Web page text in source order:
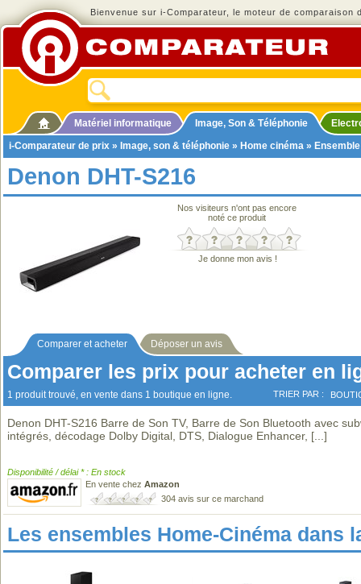
Bienvenue sur i-Comparateur, le moteur de comparaison
Matériel informatique Image, Son & Téléphonie
i-Comparateur de prix » Image, son & téléphonie » Home cinéma »
Denon DHT-S216
Nos visiteurs n'ont pas encore
noté ce produit
Je donne mon avis !
Comparer et acheter Déposer un avis
Comparer les prix pour acheter en
1 produit trouvé, en vente dans 1 boutique en ligne. TRIER PAR :
Denon DHT-S216 Barre de Son TV, Barre de Son Bluetooth avec
intégrés, décodage Dolby Digital, DTS, Dialogue Enhancer, [...]
Disponibilité / délai * : En stock
En vente chez Amazon
304 avis sur ce marchand
Les ensembles Home-Cinéma dans